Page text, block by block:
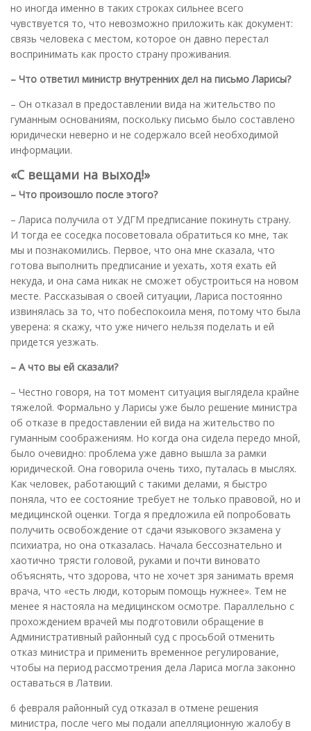
но иногда именно в таких строках сильнее всего
чувствуется то, что невозможно приложить как документ:
связь человека с местом, которое он давно перестал
воспринимать как просто страну проживания.
– Что ответил министр внутренних дел на письмо Ларисы?
– Он отказал в предоставлении вида на жительство по
гуманным основаниям, поскольку письмо было составлено
юридически неверно и не содержало всей необходимой
информации.
«С вещами на выход!»
– Что произошло после этого?
– Лариса получила от УДГМ предписание покинуть страну.
И тогда ее соседка посоветовала обратиться ко мне, так
мы и познакомились. Первое, что она мне сказала, что
готова выполнить предписание и уехать, хотя ехать ей
некуда, и она сама никак не сможет обустроиться на новом
месте. Рассказывая о своей ситуации, Лариса постоянно
извинялась за то, что побеспокоила меня, потому что была
уверена: я скажу, что уже ничего нельзя поделать и ей
придется уезжать.
– А что вы ей сказали?
– Честно говоря, на тот момент ситуация выглядела крайне
тяжелой. Формально у Ларисы уже было решение министра
об отказе в предоставлении ей вида на жительство по
гуманным соображениям. Но когда она сидела передо мной,
было очевидно: проблема уже давно вышла за рамки
юридической. Она говорила очень тихо, путалась в мыслях.
Как человек, работающий с такими делами, я быстро
поняла, что ее состояние требует не только правовой, но и
медицинской оценки. Тогда я предложила ей попробовать
получить освобождение от сдачи языкового экзамена у
психиатра, но она отказалась. Начала бессознательно и
хаотично трясти головой, руками и почти виновато
объяснять, что здорова, что не хочет зря занимать время
врача, что «есть люди, которым помощь нужнее». Тем не
менее я настояла на медицинском осмотре. Параллельно с
прохождением врачей мы подготовили обращение в
Административный районный суд с просьбой отменить
отказ министра и применить временное регулирование,
чтобы на период рассмотрения дела Лариса могла законно
оставаться в Латвии.
6 февраля районный суд отказал в отмене решения
министра, после чего мы подали апелляционную жалобу в